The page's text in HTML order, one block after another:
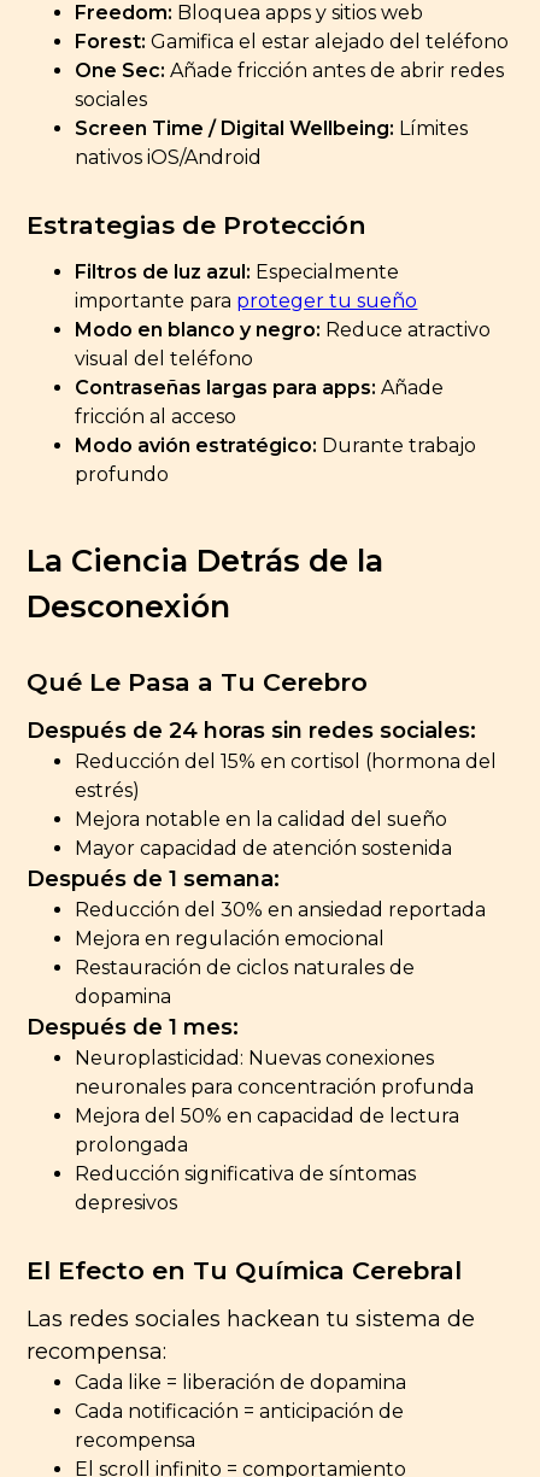
Freedom: Bloquea apps y sitios web
Forest: Gamifica el estar alejado del teléfono
One Sec: Añade fricción antes de abrir redes
sociales
Screen Time / Digital Wellbeing: Límites
nativos iOS/Android
Estrategias de Protección
Filtros de luz azul: Especialmente
importante para proteger tu sueño
Modo en blanco y negro: Reduce atractivo
visual del teléfono
Contraseñas largas para apps: Añade
fricción al acceso
Modo avión estratégico: Durante trabajo
profundo
La Ciencia Detrás de la
Desconexión
Qué Le Pasa a Tu Cerebro
Después de 24 horas sin redes sociales:
Reducción del 15% en cortisol (hormona del
estrés)
Mejora notable en la calidad del sueño
Mayor capacidad de atención sostenida
Después de 1 semana:
Reducción del 30% en ansiedad reportada
Mejora en regulación emocional
Restauración de ciclos naturales de
dopamina
Después de 1 mes:
Neuroplasticidad: Nuevas conexiones
neuronales para concentración profunda
Mejora del 50% en capacidad de lectura
prolongada
Reducción significativa de síntomas
depresivos
El Efecto en Tu Química Cerebral
Las redes sociales hackean tu sistema de
recompensa:
Cada like = liberación de dopamina
Cada notificación = anticipación de
recompensa
El scroll infinito = comportamiento